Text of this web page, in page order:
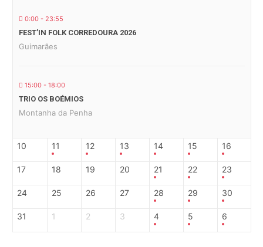
0:00 - 23:55
FEST’IN FOLK CORREDOURA 2026
Guimarães
15:00 - 18:00
TRIO OS BOÉMIOS
Montanha da Penha
10 11 12 13 14 15 16
17 18 19 20 21 22 23
24 25 26 27 28 29 30
31 1 2 3 4 5 6